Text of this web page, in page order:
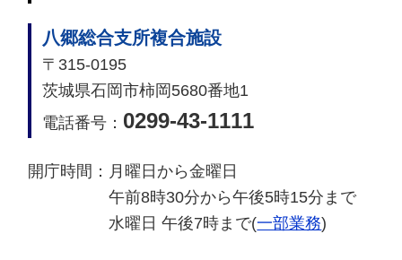
八郷総合支所複合施設
〒315-0195
茨城県石岡市柿岡5680番地1
電話番号： 0299-43-1111
開庁時間： 月曜日から金曜日
午前8時30分から午後5時15分まで
水曜日 午後7時まで(一部業務)